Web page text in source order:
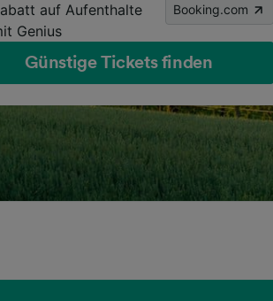
auf Aufenthalte
Genius
Booking.com
Günstige Tickets finden